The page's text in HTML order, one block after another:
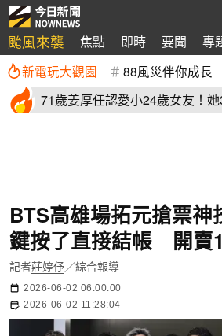
颱風來襲 焦點 即時 要聞 專
新電玩大觀園 88風災伴你成長
71歲姜厚任認愛小24歲女友！
BTS高雄場拓元搶票神
鍵按了直接結帳 開賣
記者莊婷伃／綜合報導
2026-06-02 06:00:00
2026-06-02 11:28:04